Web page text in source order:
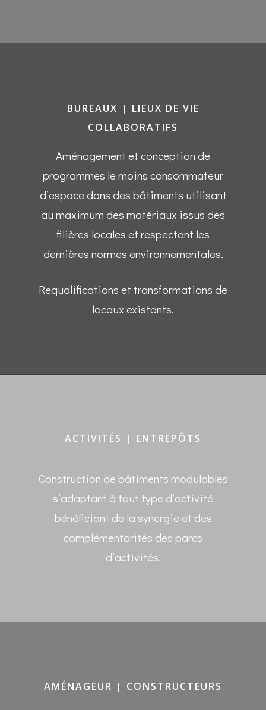
BUREAUX | LIEUX DE VIE
COLLABORATIFS
Aménagement et conception de
programmes le moins consommateur
d’espace dans des bâtiments utilisant
au maximum des matériaux issus des
filières locales et respectant les
dernières normes environnementales.
Requalifications et transformations de
locaux existants.
ACTIVITÉS | ENTREPÔTS
Construction de bâtiments modulables
s’adaptant à tout type d’activité
bénéficiant de la synergie et des
complémentarités des parcs
d’activités.
AMÉNAGEUR | CONSTRUCTEURS